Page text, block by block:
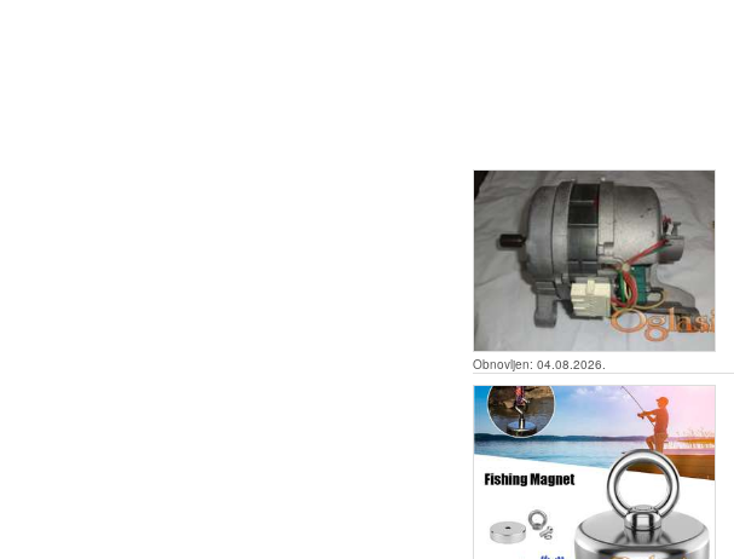
Obnovljen: 04.08.2026.